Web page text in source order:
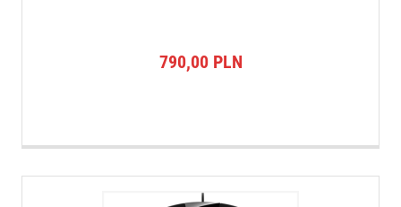
790,00 PLN